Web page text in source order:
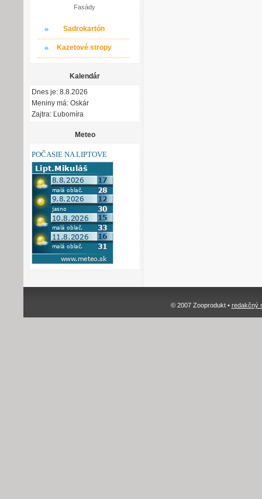
Fasády
Sadrokartón
Kazetové stropy
Kalendár
Dnes je: 8.8.2026
Meniny má: Oskár
Zajtra: Ľubomíra
Meteo
POČASIE NA LIPTOVE
© 2007 Zooprodukt • redakčný